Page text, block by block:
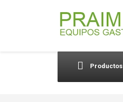
Productos